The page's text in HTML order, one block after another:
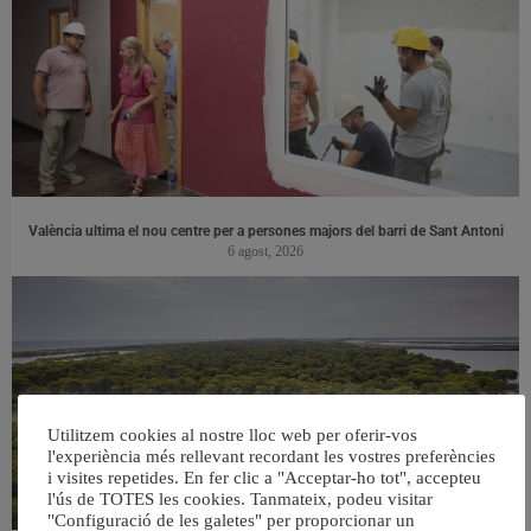
València ultima el nou centre per a persones majors del barri de Sant Antoni
6 agost, 2026
Utilitzem cookies al nostre lloc web per oferir-vos
l'experiència més rellevant recordant les vostres preferències
i visites repetides. En fer clic a "Acceptar-ho tot", accepteu
l'ús de TOTES les cookies. Tanmateix, podeu visitar
"Configuració de les galetes" per proporcionar un